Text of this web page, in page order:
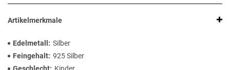
Artikelmerkmale
Edelmetall
Silber
Feingehalt 925 Silber